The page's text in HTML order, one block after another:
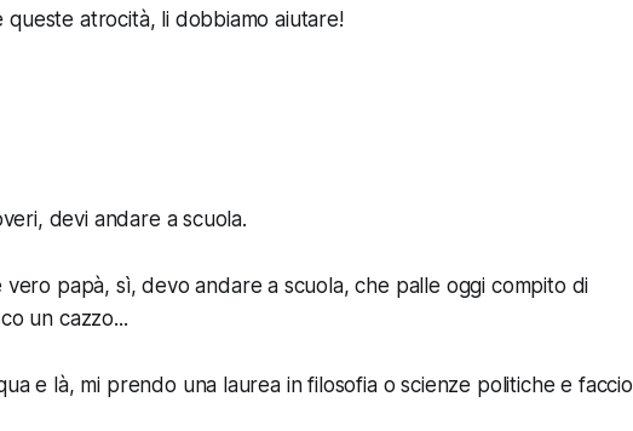
atrocità, li dobbiamo aiutare!
devi andare a scuola.
vero papà, sì, devo andare a scuola, che palle oggi compito di
un cazzo...
e là, mi prendo una laurea in filosofia o scienze politiche e faccio